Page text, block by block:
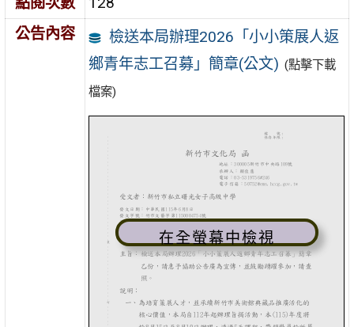
公告內容
檢送本局辦理2026「小小策展人返
鄉青年志工召募」簡章(公文) (點擊下載
檔案)
在全螢幕中檢視